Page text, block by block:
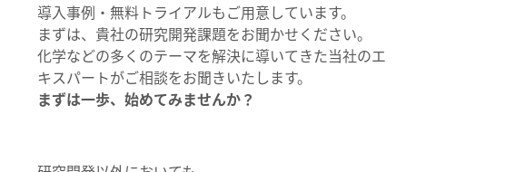
導入事例・無料トライアルもご用意しています。
まずは、貴社の研究開発課題をお聞かせください。
化学などの多くのテーマを解決に導いてきた当社のエ
キスパートがご相談をお聞きいたします。
まずは一歩、始めてみませんか？